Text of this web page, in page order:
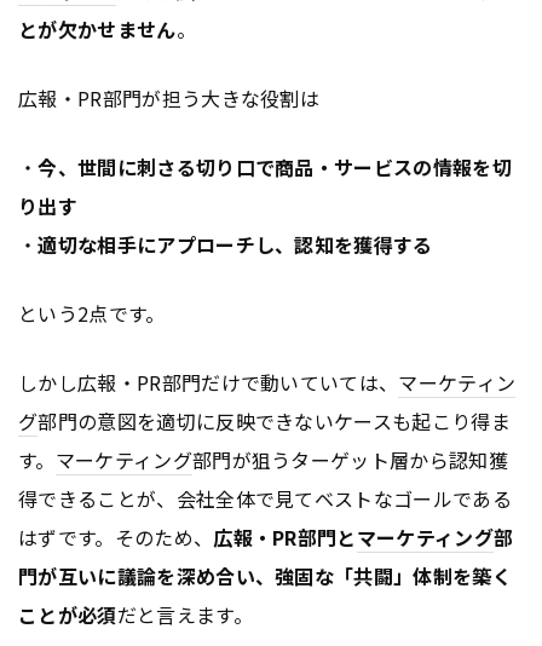
とが欠かせません。
広報・PR部門が担う大きな役割は
・今、世間に刺さる切り口で商品・サービスの情報を切
り出す
・適切な相手にアプローチし、認知を獲得する
という2点です。
しかし広報・PR部門だけで動いていては、 マーケティン
グ部門の意図を適切に反映できないケースも起こり得ま
す。 マーケティング部門が狙うターゲット層から認知獲
得できることが、会社全体で見てベストなゴールである
はずです。そのため、 広報・PR部門とマーケティング部
門が互いに議論を深め合い、強固な「共闘」体制を築く
ことが必須だと言えます。